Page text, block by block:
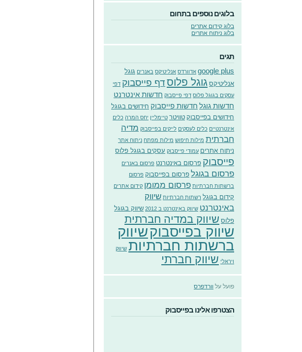
בלוגים נוספים בתחום
בלוג קידום אתרים
בלוג ניתוח אתרים
תגים
google plus אדוורדס אנליטיקס באנרים גוגל
אנליטיקס גוגל פלוסדף פייסבוק דפי
עסקים בגוגל פלוס דפי פייסבוק חדשות אינטרנט
חדשות גוגל חדשות פייסבוק חידושים בגוגל
חידושים בפייסבוק טוויטר טיימליין יחס המרה כלים
אינטרנטיים כלים לעסקים לייקים בפייסבוק מדיה
חברתית מילות חיפוש מילות מפתח ניתוח אתר
ניתוח אתרים עמודי פייסבוק עסקים בגוגל פלוס
פייסבוק פרסום באינטרנט פרסום באנרים
פרסום בגוגל פרסום בפייסבוק פרסום
ברשתות חברתיות פרסום ממומן קידום אתרים
קידום בגוגל רשתות חברתיות שיווק
באינטרנט שיווק באינטרנט ב 2012
שיווק בגוגל
פלוס שיווק במדיה חברתית
שיווק בפייסבוקשיווק
ברשתות חברתיות שיווק
ויראלי שיווק חברתי
פועל על וורדפרס
הצטרפו אלינו בפייסבוק